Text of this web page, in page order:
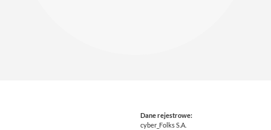
Dane rejestrowe:
cyber_Folks S.A.